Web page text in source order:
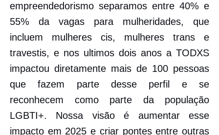
empreendedorismo separamos entre 40% e
55% da vagas para mulheridades, que
incluem mulheres cis, mulheres trans e
travestis, e nos ultimos dois anos a TODXS
impactou diretamente mais de 100 pessoas
que fazem parte desse perfil e se
reconhecem como parte da população
LGBTI+. Nossa visão é aumentar esse
impacto em 2025 e criar pontes entre outras